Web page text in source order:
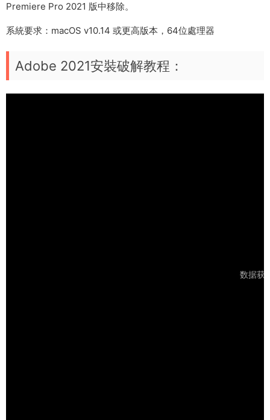
Premiere Pro 2021 版中移除。
系統要求：macOS v10.14 或更高版本，64位處理器
Adobe 2021安裝破解教程：